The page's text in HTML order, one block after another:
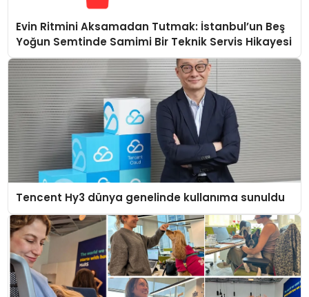
Evin Ritmini Aksamadan Tutmak: İstanbul’un Beş
Yoğun Semtinde Samimi Bir Teknik Servis Hikayesi
Tencent Hy3 dünya genelinde kullanıma sunuldu